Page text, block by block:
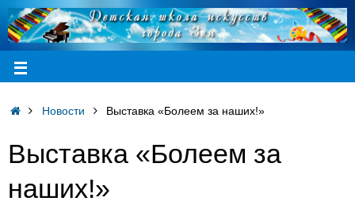
Новости Выставка «Болеем за наших!»
Выставка «Болеем за
наших!»